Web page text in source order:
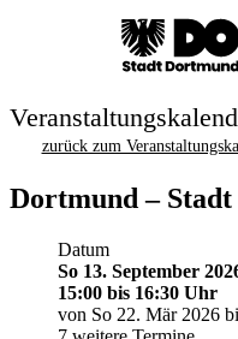
zurück zum
Dortmund – Stadt
Datum
So 13. September
15:00 bis 16:30 Uhr
von So 22. Mär 2026